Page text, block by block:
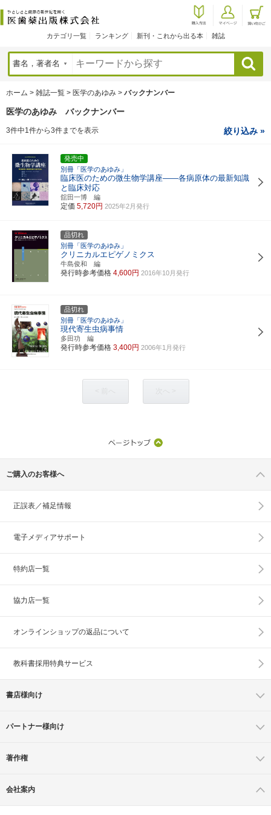
カテゴリ一覧 ランキング 新刊・これから出る本 雑誌
検索
ホーム > 雑誌一覧 > 医学のあゆみ > バックナンバー
医学のあゆみ バックナンバー
3件中1件から3件までを表示 絞り込み »
発売中
別冊「医学のあゆみ」
臨床医のための微生物学講座――各病原体の最新知識
と臨床対応
舘田一博 編
定価 5,720円 2025年2月発行
品切れ
別冊「医学のあゆみ」
クリニカルエピゲノミクス
牛島俊和 編
発行時参考価格 4,600円 2016年10月発行
品切れ
別冊「医学のあゆみ」
現代寄生虫病事情
多田功 編
発行時参考価格 3,400円 2006年1月発行
ご購入のお客様へ
正誤表／補足情報
電子メディアサポート
特約店一覧
協力店一覧
オンラインショップの返品について
教科書採用特典サービス
書店様向け
パートナー様向け
著作権
会社案内